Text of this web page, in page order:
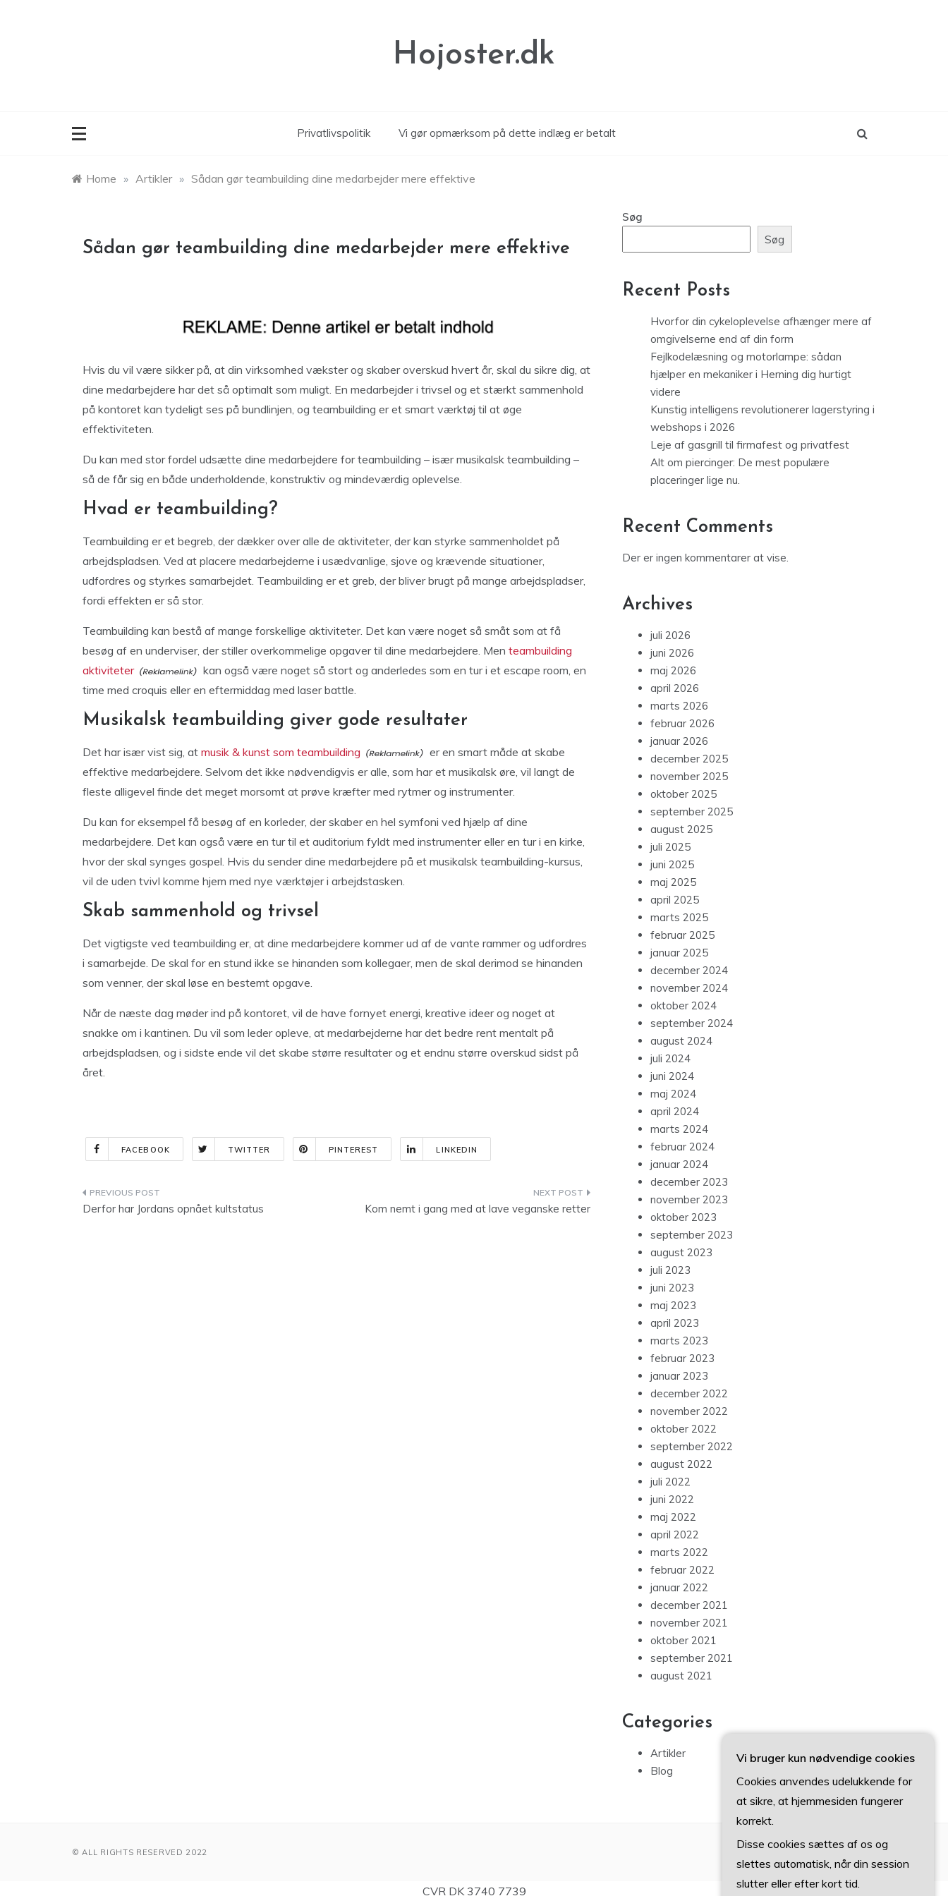
Hojoster.dk
Privatlivspolitik Vi gør opmærksom på dette indlæg er betalt
Home » Artikler » Sådan gør teambuilding dine medarbejder mere effektive
Sådan gør teambuilding dine medarbejder mere effektive
Hvis du vil være sikker på, at din virksomhed vækster og skaber overskud hvert år, skal du sikre dig, at
dine medarbejdere har det så optimalt som muligt. En medarbejder i trivsel og et stærkt sammenhold
på kontoret kan tydeligt ses på bundlinjen, og teambuilding er et smart værktøj til at øge
effektiviteten.
Du kan med stor fordel udsætte dine medarbejdere for teambuilding – især musikalsk teambuilding –
så de får sig en både underholdende, konstruktiv og mindeværdig oplevelse.
Hvad er teambuilding?
Teambuilding er et begreb, der dækker over alle de aktiviteter, der kan styrke sammenholdet på
arbejdspladsen. Ved at placere medarbejderne i usædvanlige, sjove og krævende situationer,
udfordres og styrkes samarbejdet. Teambuilding er et greb, der bliver brugt på mange arbejdspladser,
fordi effekten er så stor.
Teambuilding kan bestå af mange forskellige aktiviteter. Det kan være noget så småt som at få
besøg af en underviser, der stiller overkommelige opgaver til dine medarbejdere. Men teambuilding
aktiviteter
kan også være noget så stort og anderledes som en tur i et escape room, en
time med croquis eller en eftermiddag med laser battle.
Musikalsk teambuilding giver gode resultater
Det har især vist sig, at musik & kunst som teambuilding
er en smart måde at skabe
effektive medarbejdere. Selvom det ikke nødvendigvis er alle, som har et musikalsk øre, vil langt de
fleste alligevel finde det meget morsomt at prøve kræfter med rytmer og instrumenter.
Du kan for eksempel få besøg af en korleder, der skaber en hel symfoni ved hjælp af dine
medarbejdere. Det kan også være en tur til et auditorium fyldt med instrumenter eller en tur i en kirke,
hvor der skal synges gospel. Hvis du sender dine medarbejdere på et musikalsk teambuilding-kursus,
vil de uden tvivl komme hjem med nye værktøjer i arbejdstasken.
Skab sammenhold og trivsel
Det vigtigste ved teambuilding er, at dine medarbejdere kommer ud af de vante rammer og udfordres
i samarbejde. De skal for en stund ikke se hinanden som kollegaer, men de skal derimod se hinanden
som venner, der skal løse en bestemt opgave.
Når de næste dag møder ind på kontoret, vil de have fornyet energi, kreative ideer og noget at
snakke om i kantinen. Du vil som leder opleve, at medarbejderne har det bedre rent mentalt på
arbejdspladsen, og i sidste ende vil det skabe større resultater og et endnu større overskud sidst på
året.
FACEBOOK TWITTER PINTEREST LINKEDIN
Indlægsnavigation
Derfor har Jordans opnået kultstatus Kom nemt i gang med at lave veganske retter
Søg
Søg
Recent Posts
Hvorfor din cykeloplevelse afhænger mere af
omgivelserne end af din form
Fejlkodelæsning og motorlampe: sådan
hjælper en mekaniker i Herning dig hurtigt
videre
Kunstig intelligens revolutionerer lagerstyring i
webshops i 2026
Leje af gasgrill til firmafest og privatfest
Alt om piercinger: De mest populære
placeringer lige nu.
Recent Comments
Der er ingen kommentarer at vise.
Archives
juli 2026
juni 2026
maj 2026
april 2026
marts 2026
februar 2026
januar 2026
december 2025
november 2025
oktober 2025
september 2025
august 2025
juli 2025
juni 2025
maj 2025
april 2025
marts 2025
februar 2025
januar 2025
december 2024
november 2024
oktober 2024
september 2024
august 2024
juli 2024
juni 2024
maj 2024
april 2024
marts 2024
februar 2024
januar 2024
december 2023
november 2023
oktober 2023
september 2023
august 2023
juli 2023
juni 2023
maj 2023
april 2023
marts 2023
februar 2023
januar 2023
december 2022
november 2022
oktober 2022
september 2022
august 2022
juli 2022
juni 2022
maj 2022
april 2022
marts 2022
februar 2022
januar 2022
december 2021
november 2021
oktober 2021
september 2021
august 2021
Categories
Artikler
Blog
© ALL RIGHTS RESERVED 2022
CVR DK 3740 7739
Vi bruger kun nødvendige cookies
Cookies anvendes udelukkende for
at sikre, at hjemmesiden fungerer
korrekt.
Disse cookies sættes af os og
slettes automatisk, når din session
slutter eller efter kort tid.